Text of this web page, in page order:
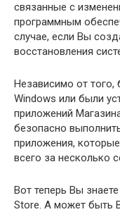
связанные с
программным
случае, если Вы
восстановления
Независимо от того,
Windows или были
приложений
безопасно
приложения,
всего за несколько
Вот теперь Вы
Store. А может быть